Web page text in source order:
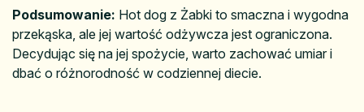
Podsumowanie: Hot dog z Żabki to smaczna i wygodna
przekąska, ale jej wartość odżywcza jest ograniczona.
Decydując się na jej spożycie, warto zachować umiar i
dbać o różnorodność w codziennej diecie.